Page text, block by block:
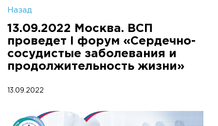
Назад
13.09.2022 Москва. ВСП
проведет I форум «Сердечно-
сосудистые заболевания и
продолжительность жизни»
13.09.2022